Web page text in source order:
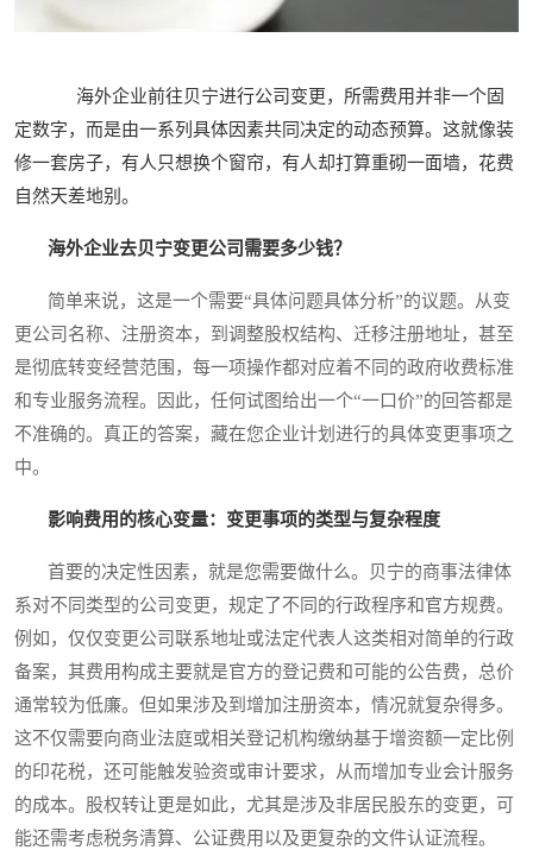
海外企业前往贝宁进行公司变更，所需费用并非一个固
定数字，而是由一系列具体因素共同决定的动态预算。这就像装
修一套房子，有人只想换个窗帘，有人却打算重砌一面墙，花费
自然天差地别。
海外企业去贝宁变更公司需要多少钱？
简单来说，这是一个需要“具体问题具体分析”的议题。从变
更公司名称、注册资本，到调整股权结构、迁移注册地址，甚至
是彻底转变经营范围，每一项操作都对应着不同的政府收费标准
和专业服务流程。因此，任何试图给出一个“一口价”的回答都是
不准确的。真正的答案，藏在您企业计划进行的具体变更事项之
中。
影响费用的核心变量：变更事项的类型与复杂程度
首要的决定性因素，就是您需要做什么。贝宁的商事法律体
系对不同类型的公司变更，规定了不同的行政程序和官方规费。
例如，仅仅变更公司联系地址或法定代表人这类相对简单的行政
备案，其费用构成主要就是官方的登记费和可能的公告费，总价
通常较为低廉。但如果涉及到增加注册资本，情况就复杂得多。
这不仅需要向商业法庭或相关登记机构缴纳基于增资额一定比例
的印花税，还可能触发验资或审计要求，从而增加专业会计服务
的成本。股权转让更是如此，尤其是涉及非居民股东的变更，可
能还需考虑税务清算、公证费用以及更复杂的文件认证流程。